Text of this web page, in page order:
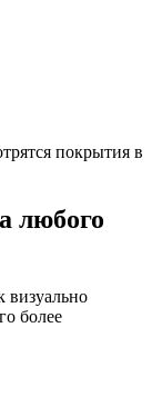
покрытия в
любого
более